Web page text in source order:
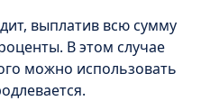
выплатив всю сумму
В этом случае
можно использовать